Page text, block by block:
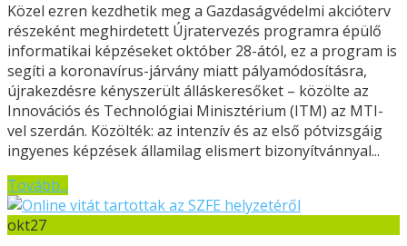
Közel ezren kezdhetik meg a Gazdaságvédelmi akcióterv
részeként meghirdetett Újratervezés programra épülő
informatikai képzéseket október 28-ától, ez a program is
segíti a koronavírus-járvány miatt pályamódosításra,
újrakezdésre kényszerült álláskeresőket – közölte az
Innovációs és Technológiai Minisztérium (ITM) az MTI-
vel szerdán. Közölték: az intenzív és az első pótvizsgáig
ingyenes képzések államilag elismert bizonyítvánnyal...
Tovább...
okt27